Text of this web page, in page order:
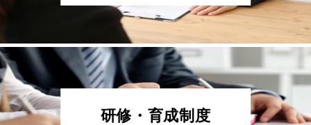
研修・育成制度